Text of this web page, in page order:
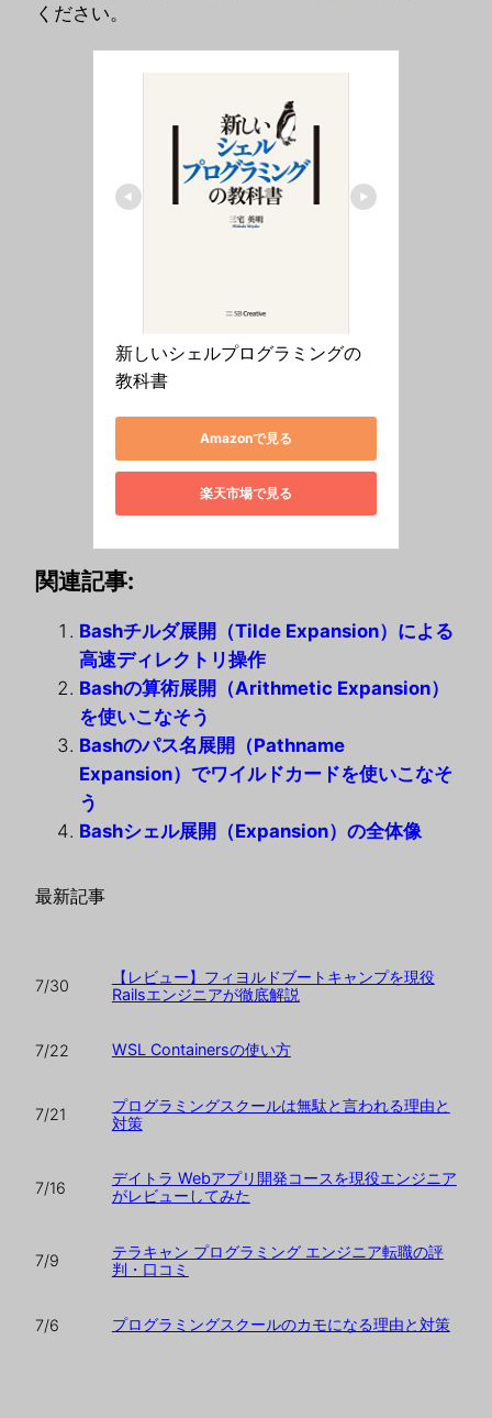
ください。
新しいシェルプログラミングの
教科書
Amazonで見る
楽天市場で見る
関連記事:
Bashチルダ展開（Tilde Expansion）による
高速ディレクトリ操作
Bashの算術展開（Arithmetic Expansion）
を使いこなそう
Bashのパス名展開（Pathname
Expansion）でワイルドカードを使いこなそ
う
Bashシェル展開（Expansion）の全体像
最新記事
7/30
【レビュー】フィヨルドブートキャンプを現役
Railsエンジニアが徹底解説
7/22 WSL Containersの使い方
7/21
プログラミングスクールは無駄と言われる理由と
対策
7/16
デイトラ Webアプリ開発コースを現役エンジニア
がレビューしてみた
7/9
テラキャン プログラミング エンジニア転職の評
判・口コミ
7/6 プログラミングスクールのカモになる理由と対策